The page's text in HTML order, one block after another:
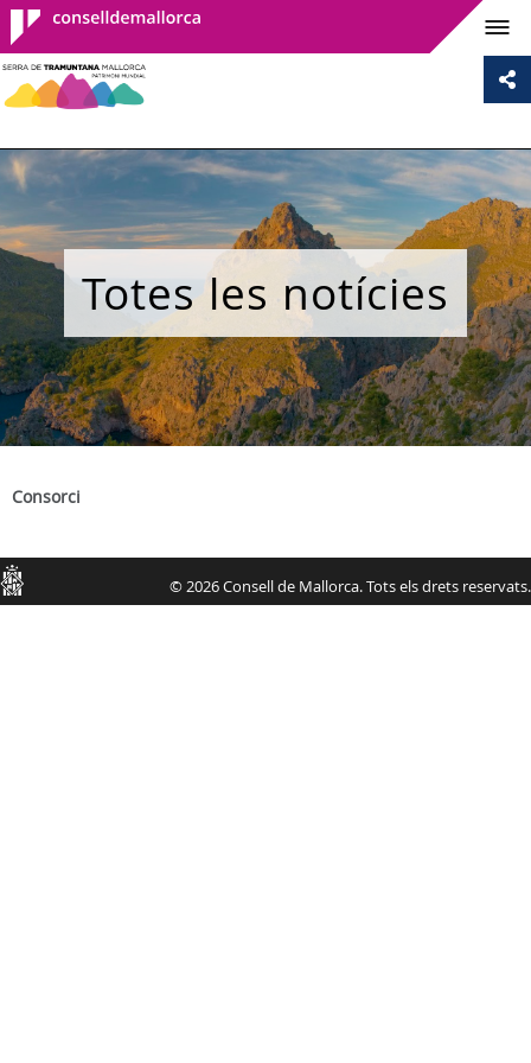
Consell de
Mallorca
Totes les notícies
Consorci
Consell
© 2026 Consell de Mallorca. Tots els drets reservats.